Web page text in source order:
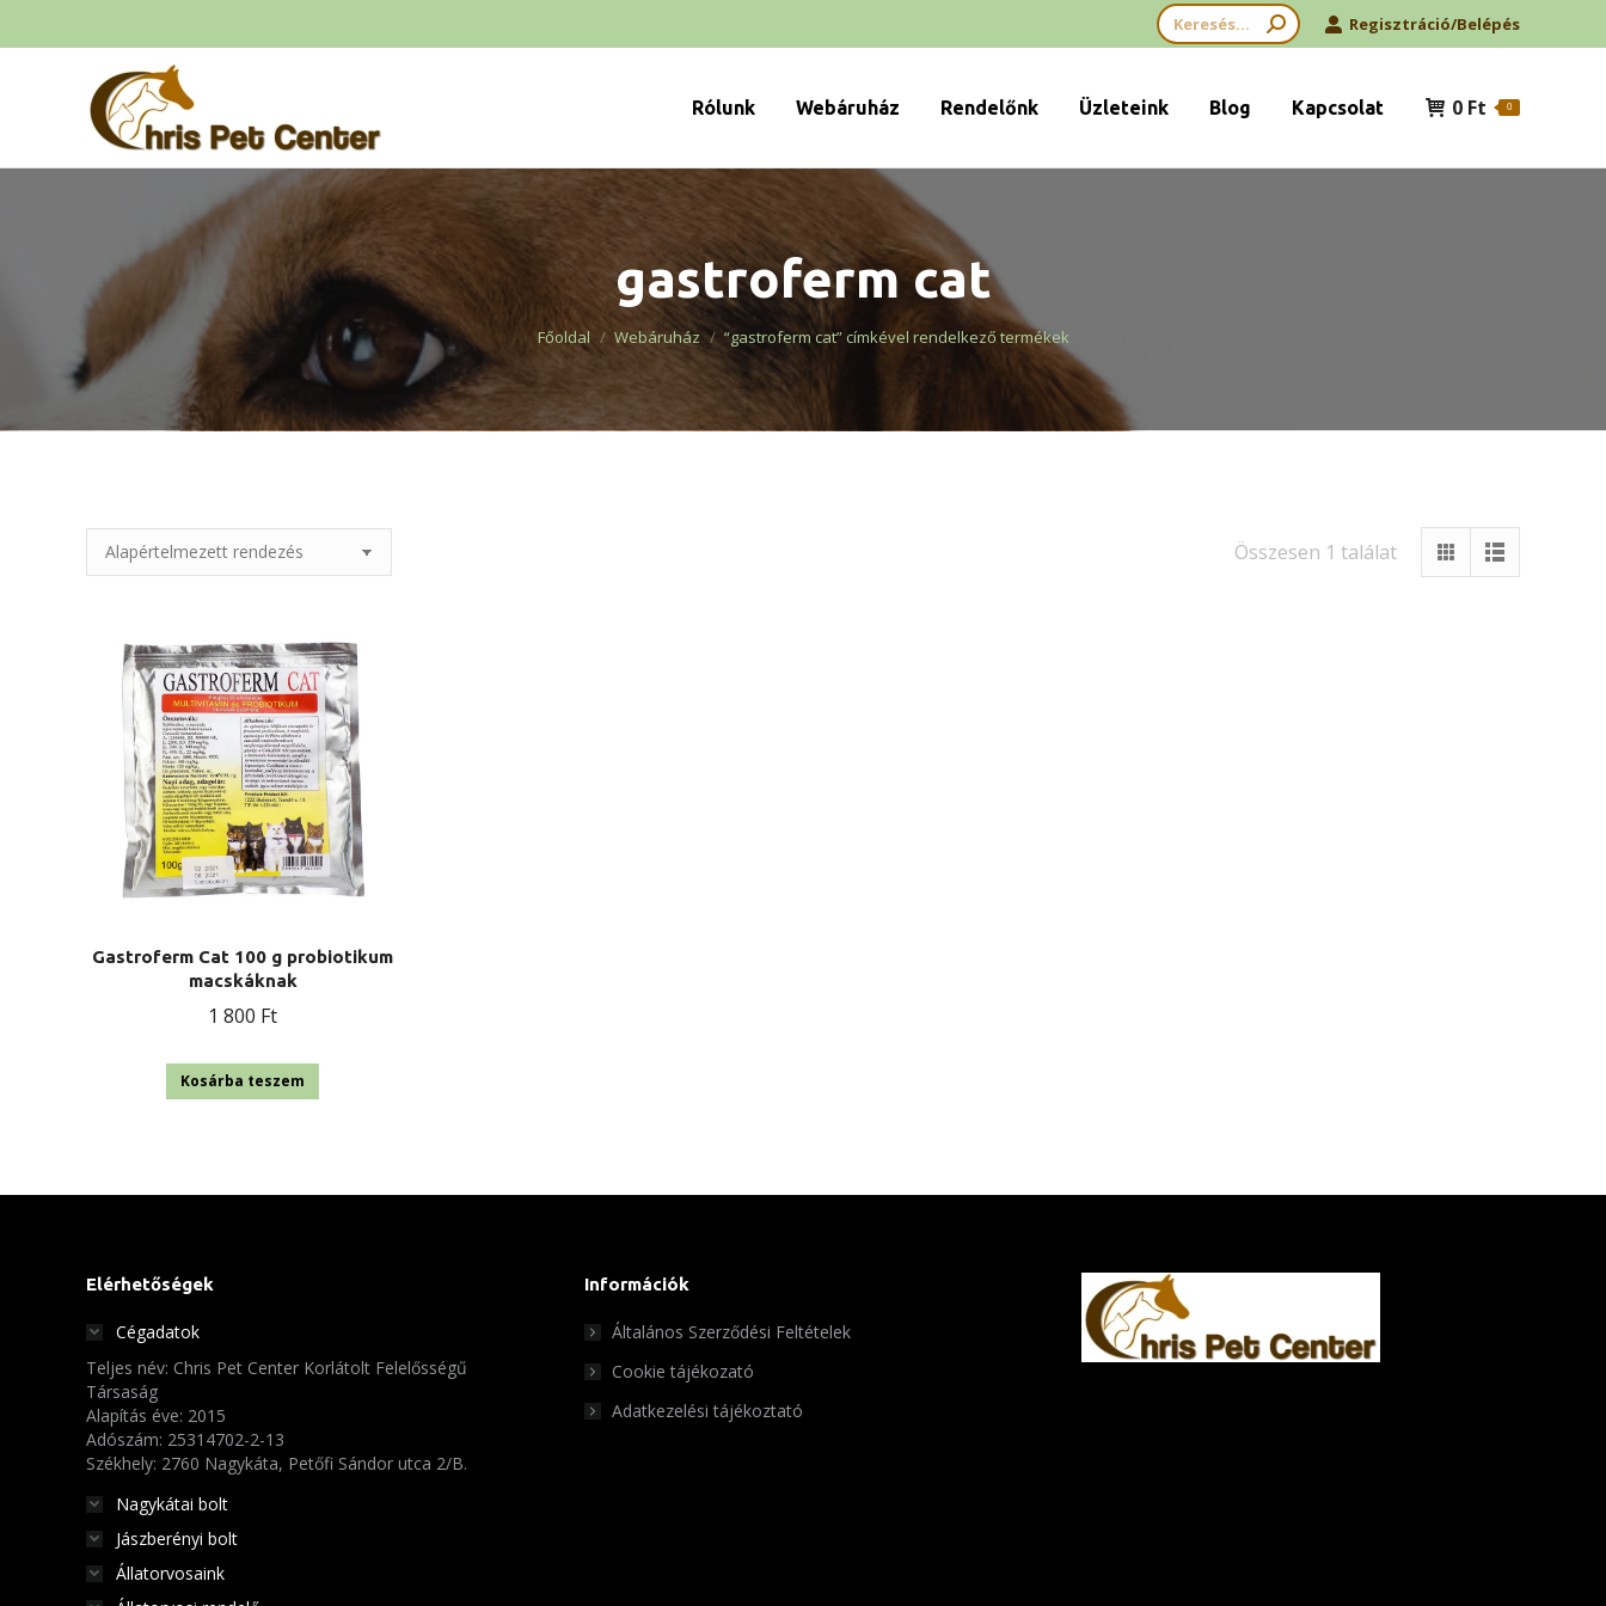
Search: Regisztráció/Belépés
Rólunk Webáruház Rendelőnk Üzleteink Blog Kapcsolat 0 Ft 0
gastroferm cat
You are here:
Főoldal Webáruház “gastroferm cat” címkével rendelkező termékek
Összesen 1 találat
Gastroferm Cat 100 g probiotikum
macskáknak
1 800 Ft
Kosárba teszem
Elérhetőségek
Cégadatok
Teljes név: Chris Pet Center Korlátolt Felelősségű
Társaság
Alapítás éve: 2015
Adószám: 25314702-2-13
Székhely: 2760 Nagykáta, Petőfi Sándor utca 2/B.
Nagykátai bolt
Jászberényi bolt
Állatorvosaink
Információk
Általános Szerződési Feltételek
Cookie tájékozató
Adatkezelési tájékoztató